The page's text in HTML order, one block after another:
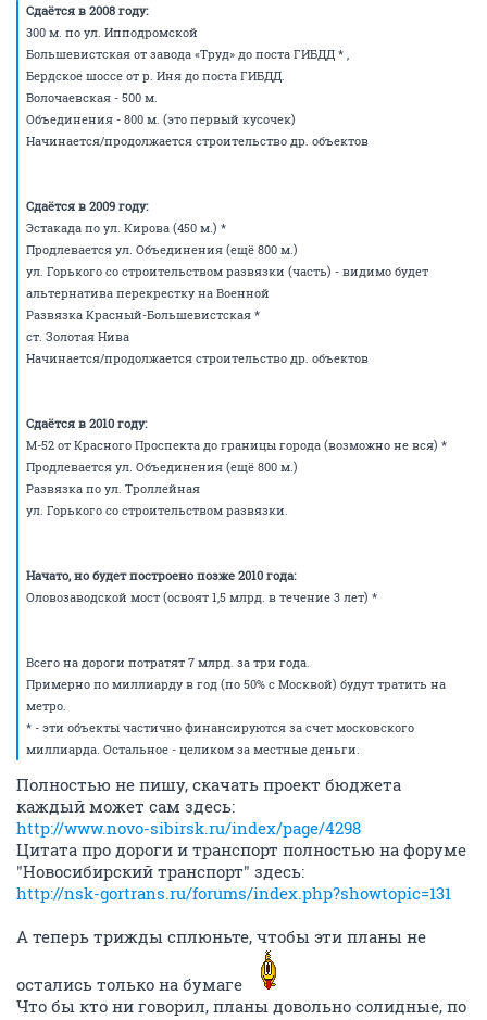
Сдаётся в 2008 году:
300 м. по ул. Ипподромской
Большевистская от завода «Труд» до поста ГИБДД * ,
Бердское шоссе от р. Иня до поста ГИБДД.
Волочаевская - 500 м.
Объединения - 800 м. (это первый кусочек)
Начинается/продолжается строительство др. объектов
Сдаётся в 2009 году:
Эстакада по ул. Кирова (450 м.) *
Продлевается ул. Объединения (ещё 800 м.)
ул. Горького со строительством развязки (часть) - видимо будет
альтернатива перекрестку на Военной
Развязка Красный-Большевистская *
ст. Золотая Нива
Начинается/продолжается строительство др. объектов
Сдаётся в 2010 году:
М-52 от Красного Проспекта до границы города (возможно не вся) *
Продлевается ул. Объединения (ещё 800 м.)
Развязка по ул. Троллейная
ул. Горького со строительством развязки.
Начато, но будет построено позже 2010 года:
Оловозаводской мост (освоят 1,5 млрд. в течение 3 лет) *
Всего на дороги потратят 7 млрд. за три года.
Примерно по миллиарду в год (по 50% с Москвой) будут тратить на
метро.
* - эти объекты частично финансируются за счет московского
миллиарда. Остальное - целиком за местные деньги.
Полностью не пишу, скачать проект бюджета
каждый может сам здесь:
http://www.novo-sibirsk.ru/index/page/4298
Цитата про дороги и транспорт полностью на форуме
"Новосибирский транспорт" здесь:
http://nsk-gortrans.ru/forums/index.php?showtopic=131
А теперь трижды сплюньте, чтобы эти планы не
остались только на бумаге
Что бы кто ни говорил, планы довольно солидные, по